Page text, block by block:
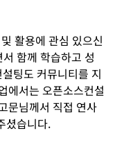
활용에 관심 있으신
함께 학습하고 성
팅도 커뮤니티를 지
에서는 오픈소스컨설
문님께서 직접 연사
셨습니다.